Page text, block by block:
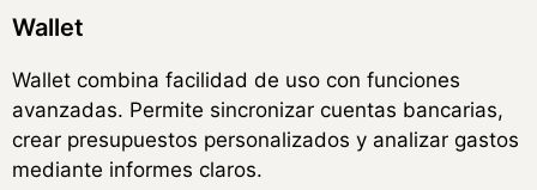
Wallet
Wallet combina facilidad de uso con funciones
avanzadas. Permite sincronizar cuentas bancarias,
crear presupuestos personalizados y analizar gastos
mediante informes claros.